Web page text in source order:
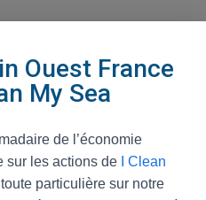
Ouest France
My Sea
de l’économie
sur les actions de
I Clean
particulière sur notre